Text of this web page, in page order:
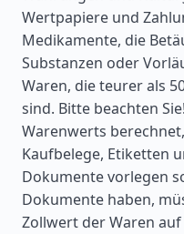
Wertpapiere und
Medikamente, die
Substanzen oder
Waren, die teurer als
sind. Bitte beachten
Warenwerts
Kaufbelege, Etiketten
Dokumente vorlegen
Dokumente haben,
Zollwert der Waren